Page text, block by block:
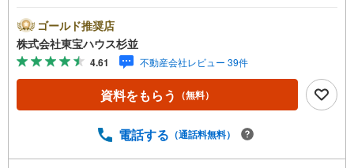
来カレンダー」のご提案。・ 未来に起こるであろうご自宅
リフォームをオンライン上でご提案「ミラカレクラ
ブ」。・ 不動産売却時、ご自宅を綺麗にかつ瀟洒にさせる
CG加工ホームステイジングサービス。・ 購入者様へ、税
理士による確定申告の無料セミナーをご招待いたします。
◆ご予約に際して◆日時のご希望をお伝えください。（も
（居住中物件）の手配が必要な場合がございますのでご容
ゴールド推奨店
株式会社東宝ハウス杉並
4.61 不動産会社レビュー 39件
資料をもらう （無料）
電話する （通話料無料）